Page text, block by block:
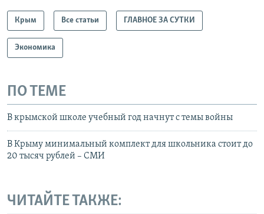
Крым Все статьи ГЛАВНОЕ ЗА СУТКИ
Экономика
ПО ТЕМЕ
В крымской школе учебный год начнут с темы войны
В Крыму минимальный комплект для школьника стоит до
20 тысяч рублей – СМИ
ЧИТАЙТЕ ТАКЖЕ: